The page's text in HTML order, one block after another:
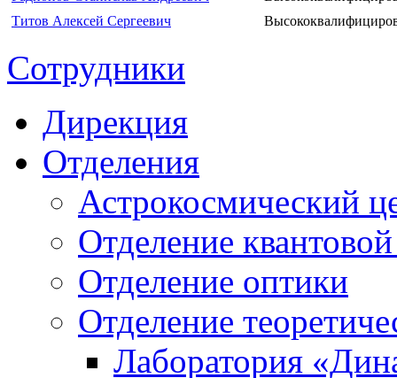
Титов Алексей Сергеевич
Сотрудники
Дирекция
Отделения
Астрокосмический
Отделение
Отделение оптики
Отделение
Лаборатория